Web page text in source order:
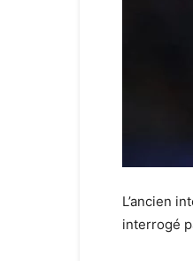
L’ancien
interrogé